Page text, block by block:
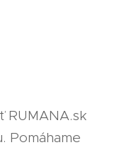
RUMANA.sk
Pomáhame